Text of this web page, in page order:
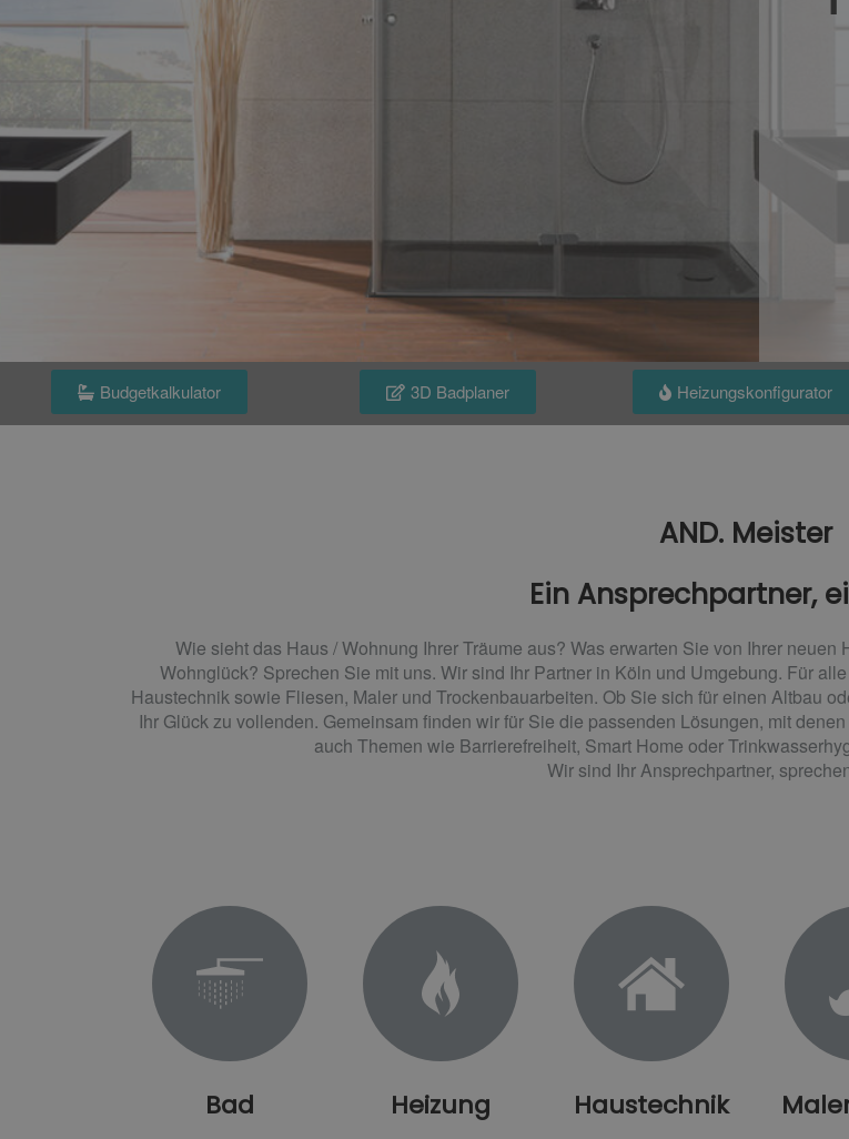
Budgetkalkulator 3D Badplaner Heizungskonfigurator
AND. Meister
Ein Ansprechpartner,
Wie sieht das Haus / Wohnung Ihrer Träume aus? Was erwarten Sie von Ihrer
Wohnglück? Sprechen Sie mit uns. Wir sind Ihr Partner in Köln und Umgebung. Für
Haustechnik sowie Fliesen, Maler und Trockenbauarbeiten. Ob Sie sich für einen Altbau
Ihr Glück zu vollenden. Gemeinsam finden wir für Sie die passenden Lösungen, mit
auch Themen wie Barrierefreiheit, Smart Home oder
Wir sind Ihr Ansprechpartner,
Bad Heizung Haustechnik